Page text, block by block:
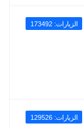
الزيارات: 173492
الزيارات: 129526